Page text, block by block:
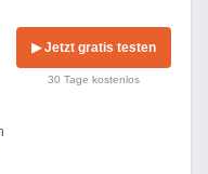
▶ Jetzt gratis testen
30 Tage kostenlos